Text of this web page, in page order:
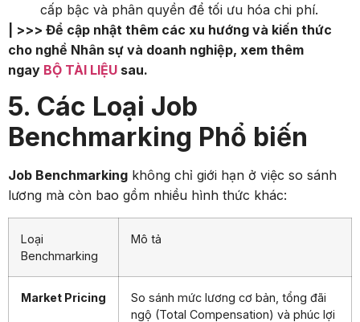
cấp bậc và phân quyền để tối ưu hóa chi phí.
| >>> Để cập nhật thêm các xu hướng và kiến thức
cho nghề Nhân sự và doanh nghiệp, xem thêm
ngay BỘ TÀI LIỆU sau.
5. Các Loại Job
Benchmarking Phổ biến
Job Benchmarking không chỉ giới hạn ở việc so sánh
lương mà còn bao gồm nhiều hình thức khác:
Loại
Benchmarking
Mô tả
Market Pricing
So sánh mức lương cơ bản, tổng đãi
ngộ (Total Compensation) và phúc lợi